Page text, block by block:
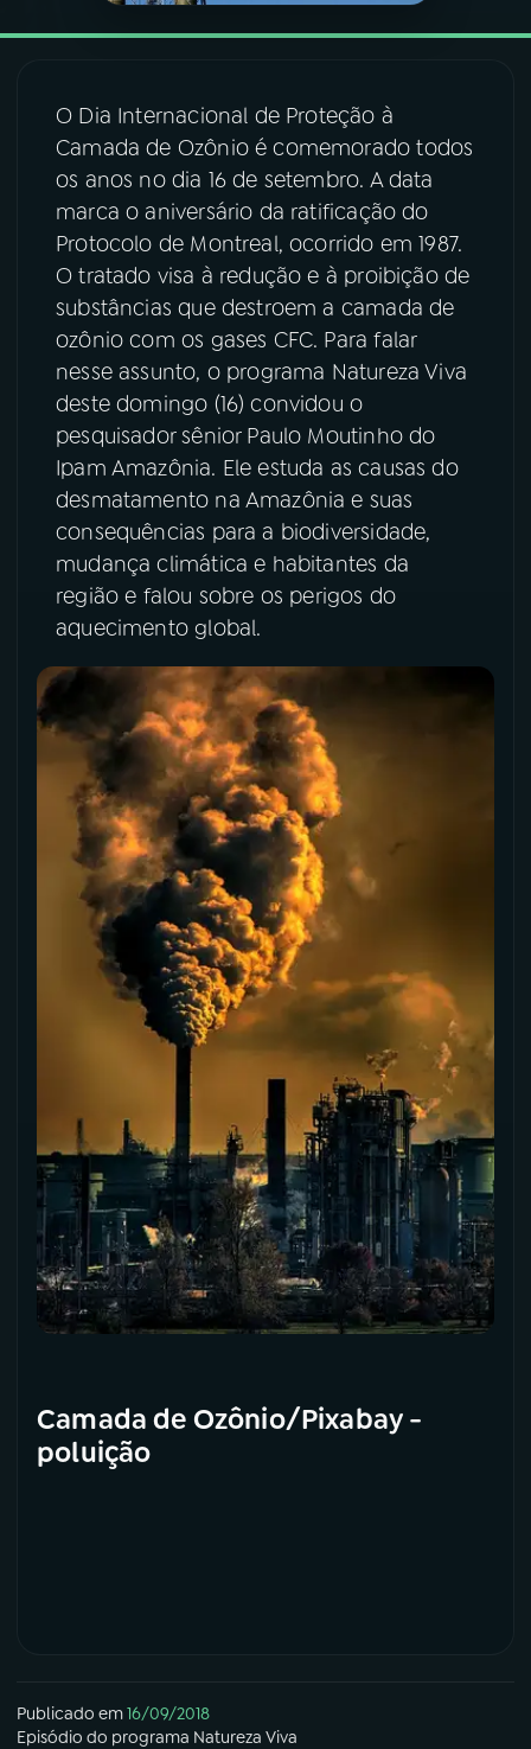
06VIDEOCASTS
07ÚLTIMAS
08FESTIVAL DE MÚSICA
ACOMPANHE A RÁDIO NACIONAL
YouTube Facebook
Instagram X
TikTok
O Dia Internacional de Proteção à
Camada de Ozônio é comemorado todos
os anos no dia 16 de setembro. A data
marca o aniversário da ratificação do
Protocolo de Montreal, ocorrido em 1987.
O tratado visa à redução e à proibição de
substâncias que destroem a camada de
ozônio com os gases CFC. Para falar
nesse assunto, o programa Natureza Viva
deste domingo (16) convidou o
pesquisador sênior Paulo Moutinho do
Ipam Amazônia. Ele estuda as causas do
desmatamento na Amazônia e suas
consequências para a biodiversidade,
mudança climática e habitantes da
região e falou sobre os perigos do
aquecimento global.
Camada de Ozônio/Pixabay -
poluição
Publicado em16/09/2018
Episódio do programa Natureza Viva